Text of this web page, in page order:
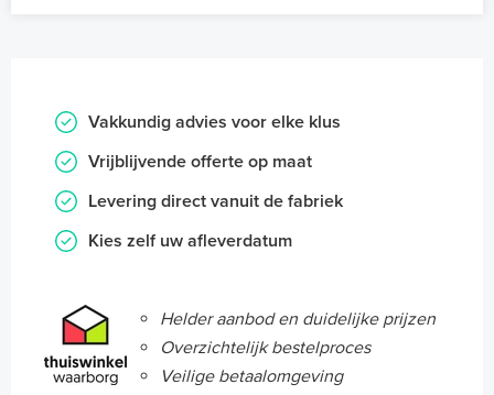
Vakkundig advies voor elke klus
Vrijblijvende offerte op maat
Levering direct vanuit de fabriek
Kies zelf uw afleverdatum
Helder aanbod en duidelijke prijzen
Overzichtelijk bestelproces
Veilige betaalomgeving